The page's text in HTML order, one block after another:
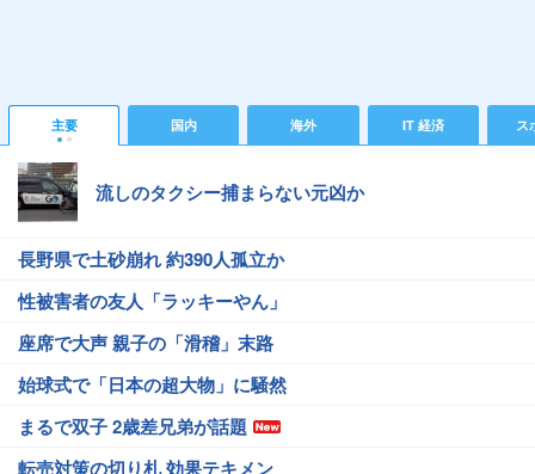
主要 国内 海外 IT 経済 ス
流しのタクシー捕まらない元凶か
長野県で土砂崩れ 約390人孤立か
性被害者の友人「ラッキーやん」
座席で大声 親子の「滑稽」末路
始球式で「日本の超大物」に騒然
まるで双子 2歳差兄弟が話題
転売対策の切り札 効果テキメン